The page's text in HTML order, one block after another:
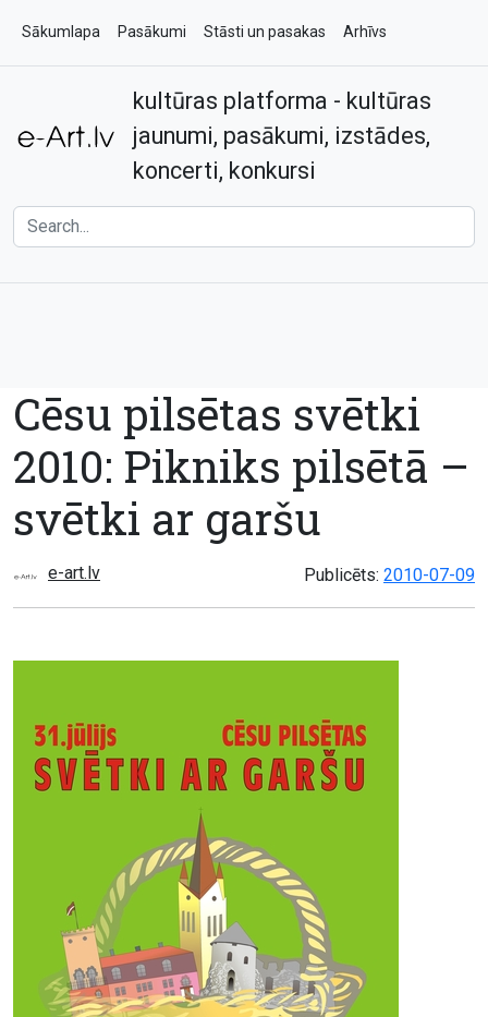
Sākumlapa Pasākumi Stāsti un pasakas Arhīvs
Kontakti
kultūras platforma - kultūras
jaunumi, pasākumi, izstādes,
koncerti, konkursi
Cēsu pilsētas svētki
2010: Pikniks pilsētā –
svētki ar garšu
e-art.lv Publicēts: 2010-07-09